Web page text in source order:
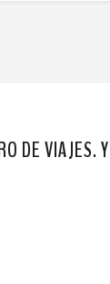
DE VIAJES. Y